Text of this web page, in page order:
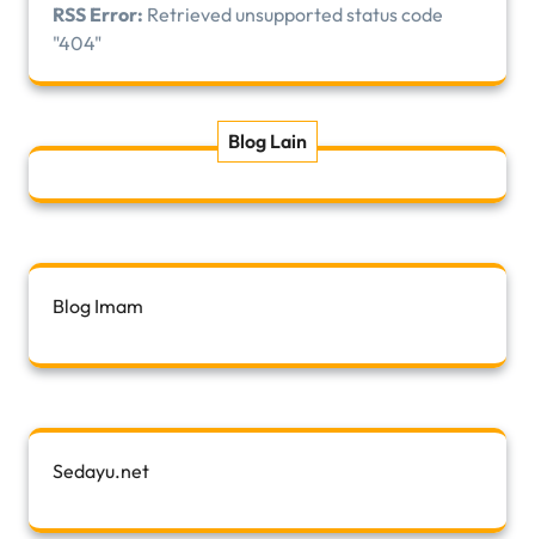
RSS Error: Retrieved unsupported status code
"404"
Blog Lain
Blog Imam
Sedayu.net